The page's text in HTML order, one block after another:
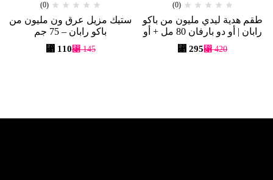
(0)
طقم هدية ليدي مليون من باكو
رابان | أو دو بارفان 80 مل + أو
دو بارفان 10 مل + لوشن
للجسم 100 مل
⃁420
⃁ 295
(0)
ستيك مزيل عرق ون مليون من
باكو رابان – 75 جم
⃁145
⃁ 110